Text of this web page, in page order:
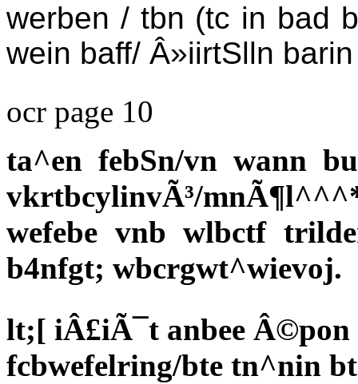
werben / tbn (tc in bad
wein baff/ Â»iirtSlln
ocr page 10
ta^en febSn/vn wann
vkrtbcylinvÃ³/
wefebe vnb wlbctf
b4nfgt; wbcrgwt^wievoj.
lt;[ iÂ£iÃ¯t anbee
fcbwefelring/bte tn^nin